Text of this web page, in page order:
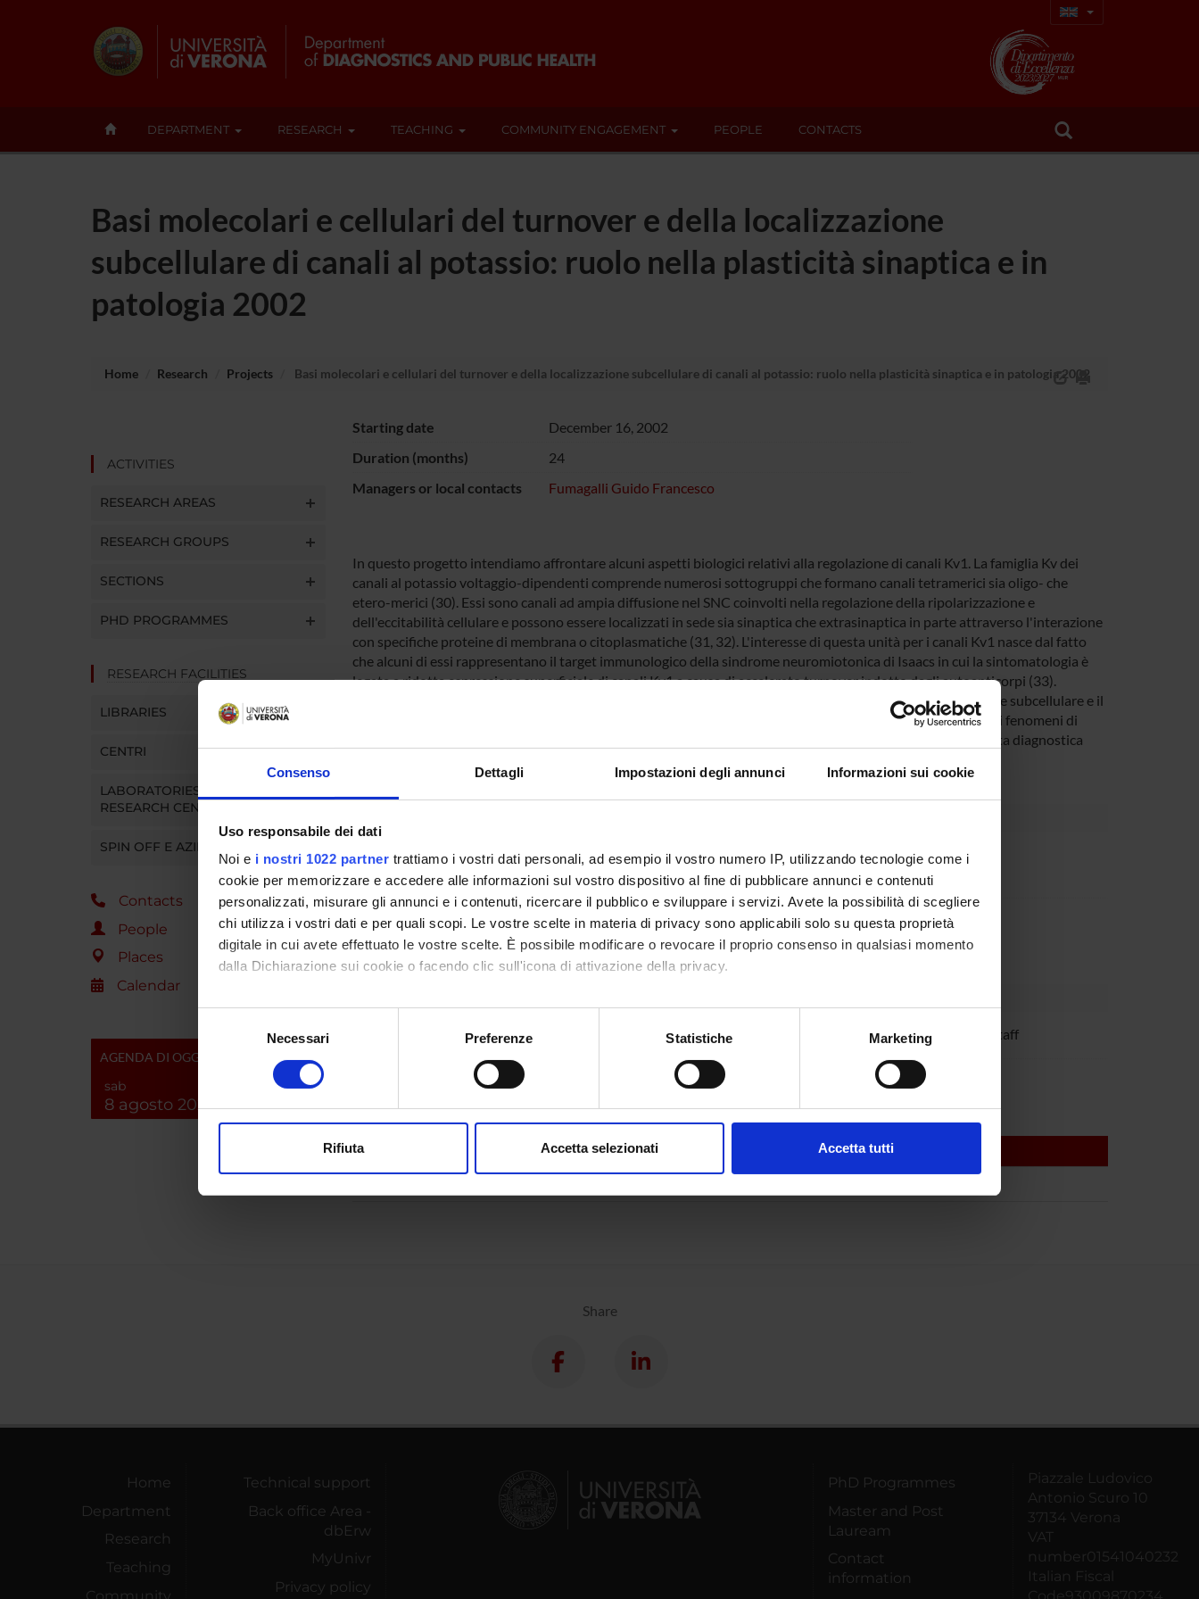
Consenso Dettagli Impostazioni degli annunci Informazioni sui cookie
Uso responsabile dei dati
Noi e i nostri 1022 partner trattiamo i vostri dati personali, ad esempio il vostro numero IP, utilizzando tecnologie come i
cookie per memorizzare e accedere alle informazioni sul vostro dispositivo al fine di pubblicare annunci e contenuti
personalizzati, misurare gli annunci e i contenuti, ricercare il pubblico e sviluppare i servizi. Avete la possibilità di scegliere
chi utilizza i vostri dati e per quali scopi. Le vostre scelte in materia di privacy sono applicabili solo su questa proprietà
digitale in cui avete effettuato le vostre scelte. È possibile modificare o revocare il proprio consenso in qualsiasi momento
dalla Dichiarazione sui cookie o facendo clic sull'icona di attivazione della privacy.
Con il tuo consenso, vorremmo anche:
raccogliere informazioni sulla tua posizione geografica, con un'approssimazione di qualche metro,
digitali).
modificare o ritirare il tuo consenso in qualsiasi momento dalla Dichiarazione sui cookie.
del
consenso
Necessari Preferenze Statistiche Marketing
Rifiuta Accetta selezionati Accetta tutti
DEPARTMENT RESEARCH TEACHING COMMUNITY ENGAGEMENT PEOPLE CONTACTS
Basi molecolari e cellulari del turnover e della localizzazione
subcellulare di canali al potassio: ruolo nella plasticità sinaptica e in
patologia 2002
Home Research Projects Basi molecolari e cellulari del turnover e della localizzazione subcellulare di canali al potassio: ruolo nella plasticità sinaptica e in patologia 2002
ACTIVITIES
RESEARCH AREAS
RESEARCH GROUPS
SECTIONS
PHD PROGRAMMES
RESEARCH FACILITIES
LIBRARIES
CENTRI
LABORATORIES AND
RESEARCH CENTRES
SPIN OFF E AZIENDE
Contacts
People
Places
Calendar
AGENDA DI OGGI
sab
8 agosto 2026
Starting date
December 16, 2002
Duration (months)
24
Managers or local contacts
Fumagalli Guido Francesco
In questo progetto intendiamo affrontare alcuni aspetti biologici relativi alla regolazione di canali Kv1. La famiglia Kv dei
canali al potassio voltaggio-dipendenti comprende numerosi sottogruppi che formano canali tetramerici sia oligo- che
etero-merici (30). Essi sono canali ad ampia diffusione nel SNC coinvolti nella regolazione della ripolarizzazione e
dell'eccitabilità cellulare e possono essere localizzati in sede sia sinaptica che extrasinaptica in parte attraverso l'interazione
con specifiche proteine di membrana o citoplasmatiche (31, 32). L'interesse di questa unità per i canali Kv1 nasce dal fatto
che alcuni di essi rappresentano il target immunologico della sindrome neuromiotonica di Isaacs in cui la sintomatologia è
legata a ridotta espressione superficiale di canali Kv1 a causa di accelerato turnover indotto dagli autoanticorpi (33).
Con questo progetto vogliamo sia approfondire le conoscenze sui meccanismi che regolano la localizzazione subcellulare e il
turnover di alcuni dei canali Kv1 (in particolare Kv1.1 e Kv1.2) e sul significato funzionale di questi canali nei fenomeni di
plasticità sinaptica; inoltre intendiamo realizzare una serie di strumenti utili per una semplificata ed accurata diagnostica
Ministero della Pubblica
Funds:assigned and managed by the department
assigned and managed by the department
Guido Francesco Fumagalli Spin-off staff
SECTIONS
Share
Home
Department
Research
Teaching
Community
Technical support
Back office Area -
dbErw
MyUnivr
Privacy policy
PhD Programmes
Master and Post
Lauream
Contact
information
Piazzale Ludovico
Antonio Scuro 10
37134 Verona
VAT
number01541040232
Italian Fiscal